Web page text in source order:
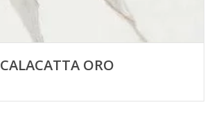
CALACATTA ORO